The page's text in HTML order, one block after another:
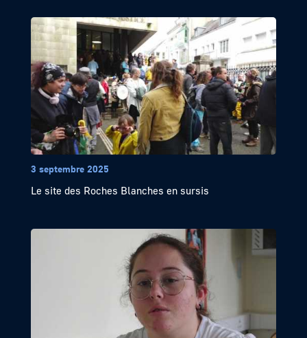
3 septembre 2025
Le site des Roches Blanches en sursis